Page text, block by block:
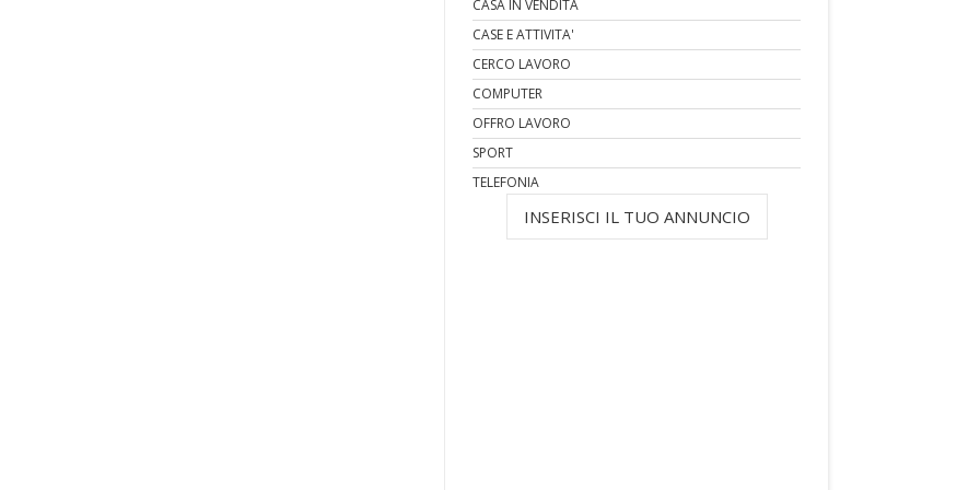
CASA IN VENDITA
CASE E ATTIVITA'
CERCO LAVORO
COMPUTER
OFFRO LAVORO
SPORT
TELEFONIA
INSERISCI IL TUO ANNUNCIO